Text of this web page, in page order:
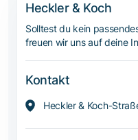
Heckler & Koch
Solltest du kein
freuen wir uns auf deine
Kontakt
Heckler & Koch-